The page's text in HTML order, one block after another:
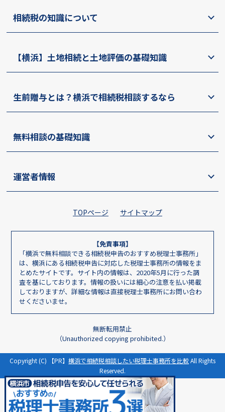
相続税の知識について
【横浜】土地相続と土地評価の基礎知識
生前贈与とは？横浜で相続税相談するなら
無料相談の基礎知識
運営者情報
TOPページ サイトマップ
【免責事項】
「横浜で無料相談できる相続税申告のおすすめ税理士事務所」
は、横浜にある相続税申告に対応した税理士事務所の情報をま
とめたサイトです。サイト内の情報は、2020年5月に行った調
査を基にしております。情報の扱いには細心の注意を払い掲載
しておりますが、詳細な情報は直接税理士事務所にお問い合わ
せくださいませ。
無断転用禁止
（Unauthorized copying prohibited.）
Copyright (C) 【PR】 横浜で相続税相談したい税理士事務所を比較All Rights
Reserved.